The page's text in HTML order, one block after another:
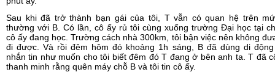
Sau khi đã trở thành bạn gái của tôi, T vẫn có quan hệ trên
thường với B. Có lần, cô ấy rủ tôi cùng xuống trường Đại học tại
cô ấy đang học. Trường cách nhà 300km, tôi bận việc nên không
đi được. Và rồi đêm hôm đó khoảng 1h sáng, B đã dùng di
nhắn tin như muốn cho tôi biết đêm đó T đang ở bên anh ta. T đã
thanh minh rằng quên máy chỗ B và tôi tin cô ấy.